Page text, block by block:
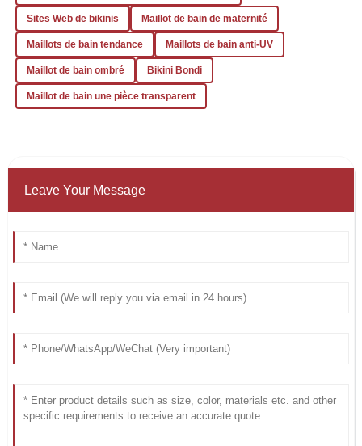
Sites Web de bikinis Maillot de bain de maternité
Maillots de bain tendance Maillots de bain anti-UV
Maillot de bain ombré Bikini Bondi
Maillot de bain une pièce transparent
Leave Your Message